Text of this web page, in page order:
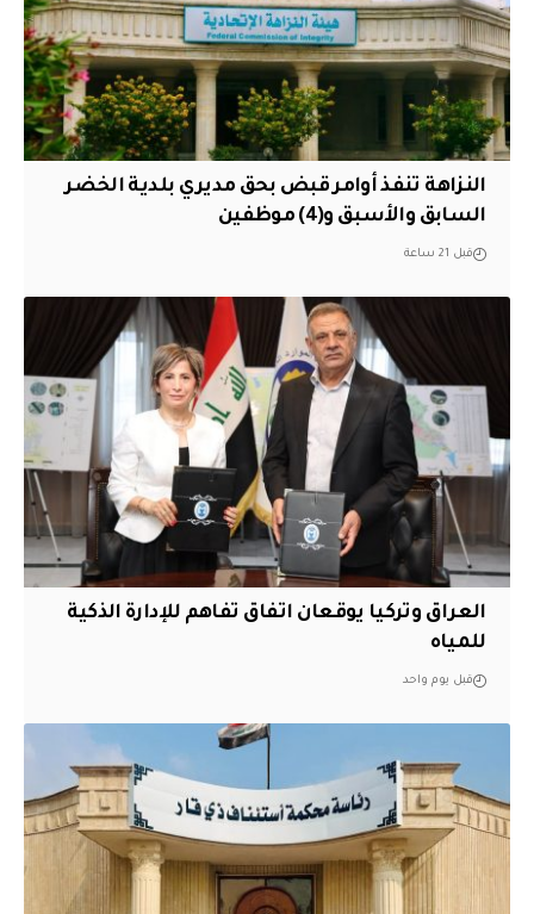
النزاهة تنفذ أوامر قبض بحق مديري بلدية الخضر
السابق والأسبق و(4) موظفين
قبل 21 ساعة
العراق وتركيا يوقعان اتفاق تفاهم للإدارة الذكية
للمياه
قبل يوم واحد